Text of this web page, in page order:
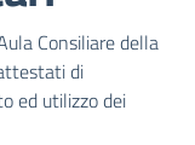
Consiliare della
di
ed utilizzo dei